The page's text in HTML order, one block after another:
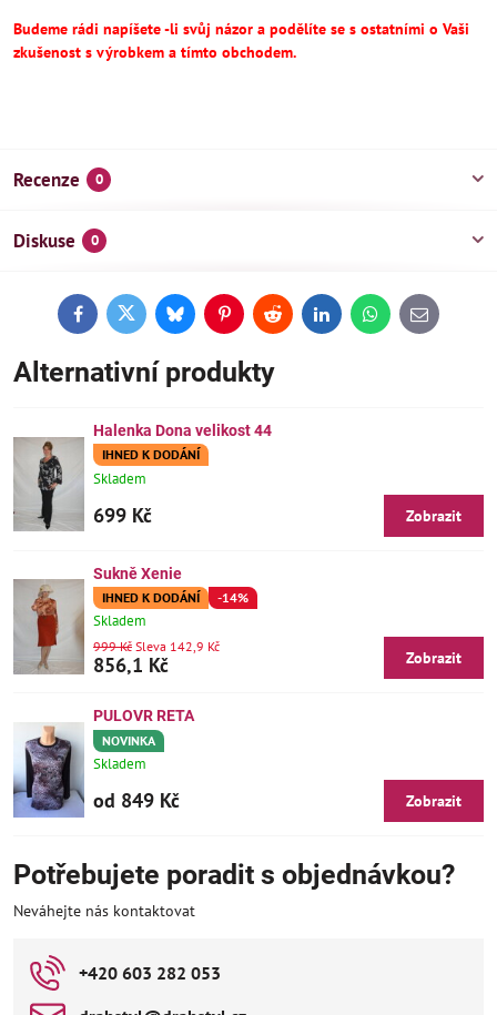
Budeme rádi napíšete -li svůj názor a podělíte se s ostatními o Vaši
zkušenost s výrobkem a tímto obchodem.
Recenze 0
Diskuse 0
FacebookTwitterBlueskyPinterestReddit LinkedInWhatsApp
E-
mail
Alternativní produkty
Halenka Dona velikost 44
IHNED K DODÁNÍ
Skladem
699 Kč Zobrazit
Sukně Xenie
IHNED K DODÁNÍ -14%
Skladem
856,1 Kč
999 Kč Sleva 142,9 Kč
Zobrazit
PULOVR RETA
NOVINKA
Skladem
od 849 Kč Zobrazit
Potřebujete poradit s objednávkou?
Neváhejte nás kontaktovat
+420 603 282 053